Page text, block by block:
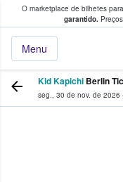
O marketplace de bilhetes
garantido.Preços
Menu
fãs
Kid Kapichi Berlin
seg., 30 de nov. de 2026